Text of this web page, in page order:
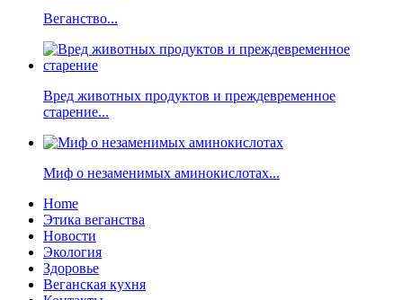
Веганство...
Вред животных продуктов и преждевременное
старение...
Миф о незаменимых аминокислотах...
Home
Этика веганства
Новости
Экология
Здоровье
Веганская кухня